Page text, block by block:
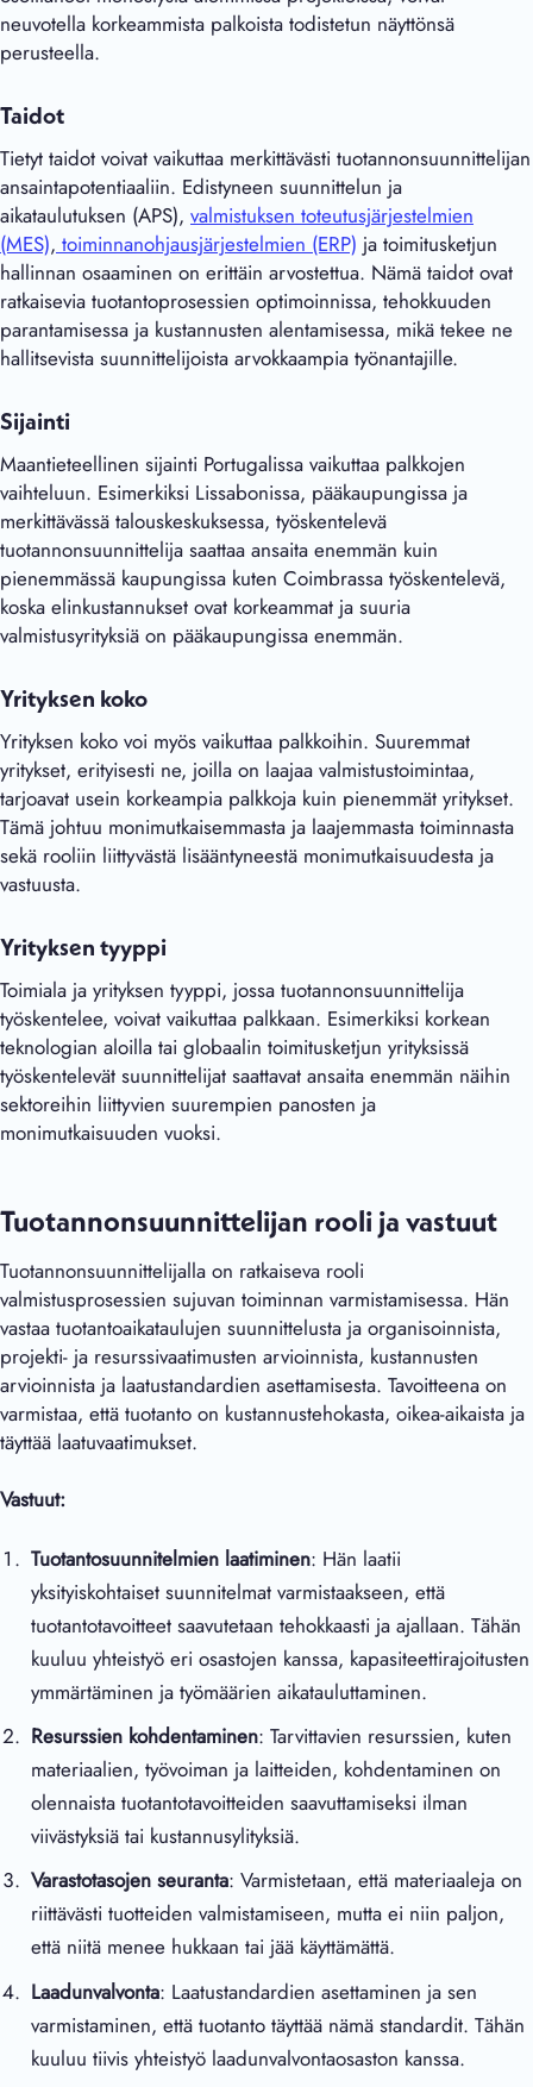
neuvotella korkeammista palkoista todistetun näyttönsä
perusteella.
Taidot
Tietyt taidot voivat vaikuttaa merkittävästi tuotannonsuunnittelijan
ansaintapotentiaaliin. Edistyneen suunnittelun ja
aikataulutuksen (APS), valmistuksen toteutusjärjestelmien
(MES), toiminnanohjausjärjestelmien (ERP) ja toimitusketjun
hallinnan osaaminen on erittäin arvostettua. Nämä taidot ovat
ratkaisevia tuotantoprosessien optimoinnissa, tehokkuuden
parantamisessa ja kustannusten alentamisessa, mikä tekee ne
hallitsevista suunnittelijoista arvokkaampia työnantajille.
Sijainti
Maantieteellinen sijainti Portugalissa vaikuttaa palkkojen
vaihteluun. Esimerkiksi Lissabonissa, pääkaupungissa ja
merkittävässä talouskeskuksessa, työskentelevä
tuotannonsuunnittelija saattaa ansaita enemmän kuin
pienemmässä kaupungissa kuten Coimbrassa työskentelevä,
koska elinkustannukset ovat korkeammat ja suuria
valmistusyrityksiä on pääkaupungissa enemmän.
Yrityksen koko
Yrityksen koko voi myös vaikuttaa palkkoihin. Suuremmat
yritykset, erityisesti ne, joilla on laajaa valmistustoimintaa,
tarjoavat usein korkeampia palkkoja kuin pienemmät yritykset.
Tämä johtuu monimutkaisemmasta ja laajemmasta toiminnasta
sekä rooliin liittyvästä lisääntyneestä monimutkaisuudesta ja
vastuusta.
Yrityksen tyyppi
Toimiala ja yrityksen tyyppi, jossa tuotannonsuunnittelija
työskentelee, voivat vaikuttaa palkkaan. Esimerkiksi korkean
teknologian aloilla tai globaalin toimitusketjun yrityksissä
työskentelevät suunnittelijat saattavat ansaita enemmän näihin
sektoreihin liittyvien suurempien panosten ja
monimutkaisuuden vuoksi.
Tuotannonsuunnittelijan rooli ja vastuut
Tuotannonsuunnittelijalla on ratkaiseva rooli
valmistusprosessien sujuvan toiminnan varmistamisessa. Hän
vastaa tuotantoaikataulujen suunnittelusta ja organisoinnista,
projekti- ja resurssivaatimusten arvioinnista, kustannusten
arvioinnista ja laatustandardien asettamisesta. Tavoitteena on
varmistaa, että tuotanto on kustannustehokasta, oikea-aikaista ja
täyttää laatuvaatimukset.
Vastuut:
Tuotantosuunnitelmien laatiminen: Hän laatii
yksityiskohtaiset suunnitelmat varmistaakseen, että
tuotantotavoitteet saavutetaan tehokkaasti ja ajallaan. Tähän
kuuluu yhteistyö eri osastojen kanssa, kapasiteettirajoitusten
ymmärtäminen ja työmäärien aikatauluttaminen.
Resurssien kohdentaminen: Tarvittavien resurssien, kuten
materiaalien, työvoiman ja laitteiden, kohdentaminen on
olennaista tuotantotavoitteiden saavuttamiseksi ilman
viivästyksiä tai kustannusylityksiä.
Varastotasojen seuranta: Varmistetaan, että materiaaleja on
riittävästi tuotteiden valmistamiseen, mutta ei niin paljon,
että niitä menee hukkaan tai jää käyttämättä.
Laadunvalvonta: Laatustandardien asettaminen ja sen
varmistaminen, että tuotanto täyttää nämä standardit. Tähän
kuuluu tiivis yhteistyö laadunvalvontaosaston kanssa.